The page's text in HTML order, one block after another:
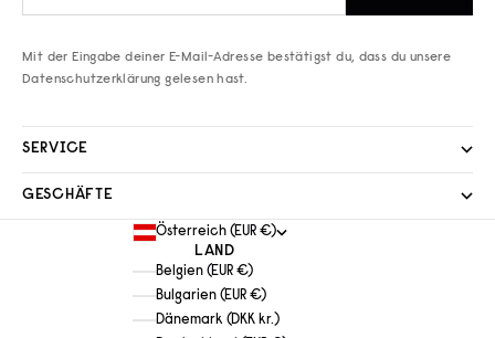
Mit der Eingabe deiner E-Mail-Adresse bestätigst du, dass du unsere
Datenschutzerklärung gelesen hast.
SERVICE
GESCHÄFTE
Österreich (EUR €)
LAND
Belgien (EUR €)
Bulgarien (EUR €)
Dänemark (DKK kr.)